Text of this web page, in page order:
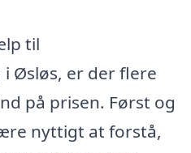
til
Øsløs, er der flere
på prisen. Først og
nyttigt at forstå,